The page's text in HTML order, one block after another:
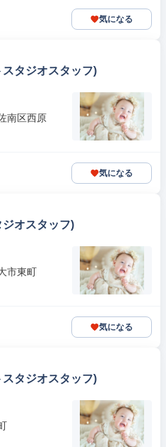
気になる
タジオスタッフ)
南区西原
気になる
オスタッフ)
市東町
気になる
タジオスタッフ)